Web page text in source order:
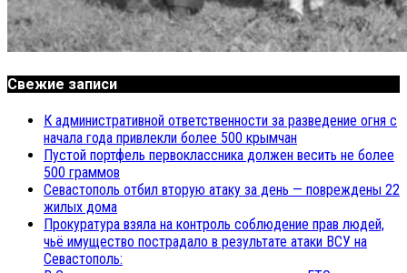
Свежие записи
К административной ответственности за разведение огня с
начала года привлекли более 500 крымчан
Пустой портфель первоклассника должен весить не более
500 граммов
Севастополь отбил вторую атаку за день — повреждены 22
жилых дома
Прокуратура взяла на контроль соблюдение прав людей,
чьё имущество пострадало в результате атаки ВСУ на
Севастополь: